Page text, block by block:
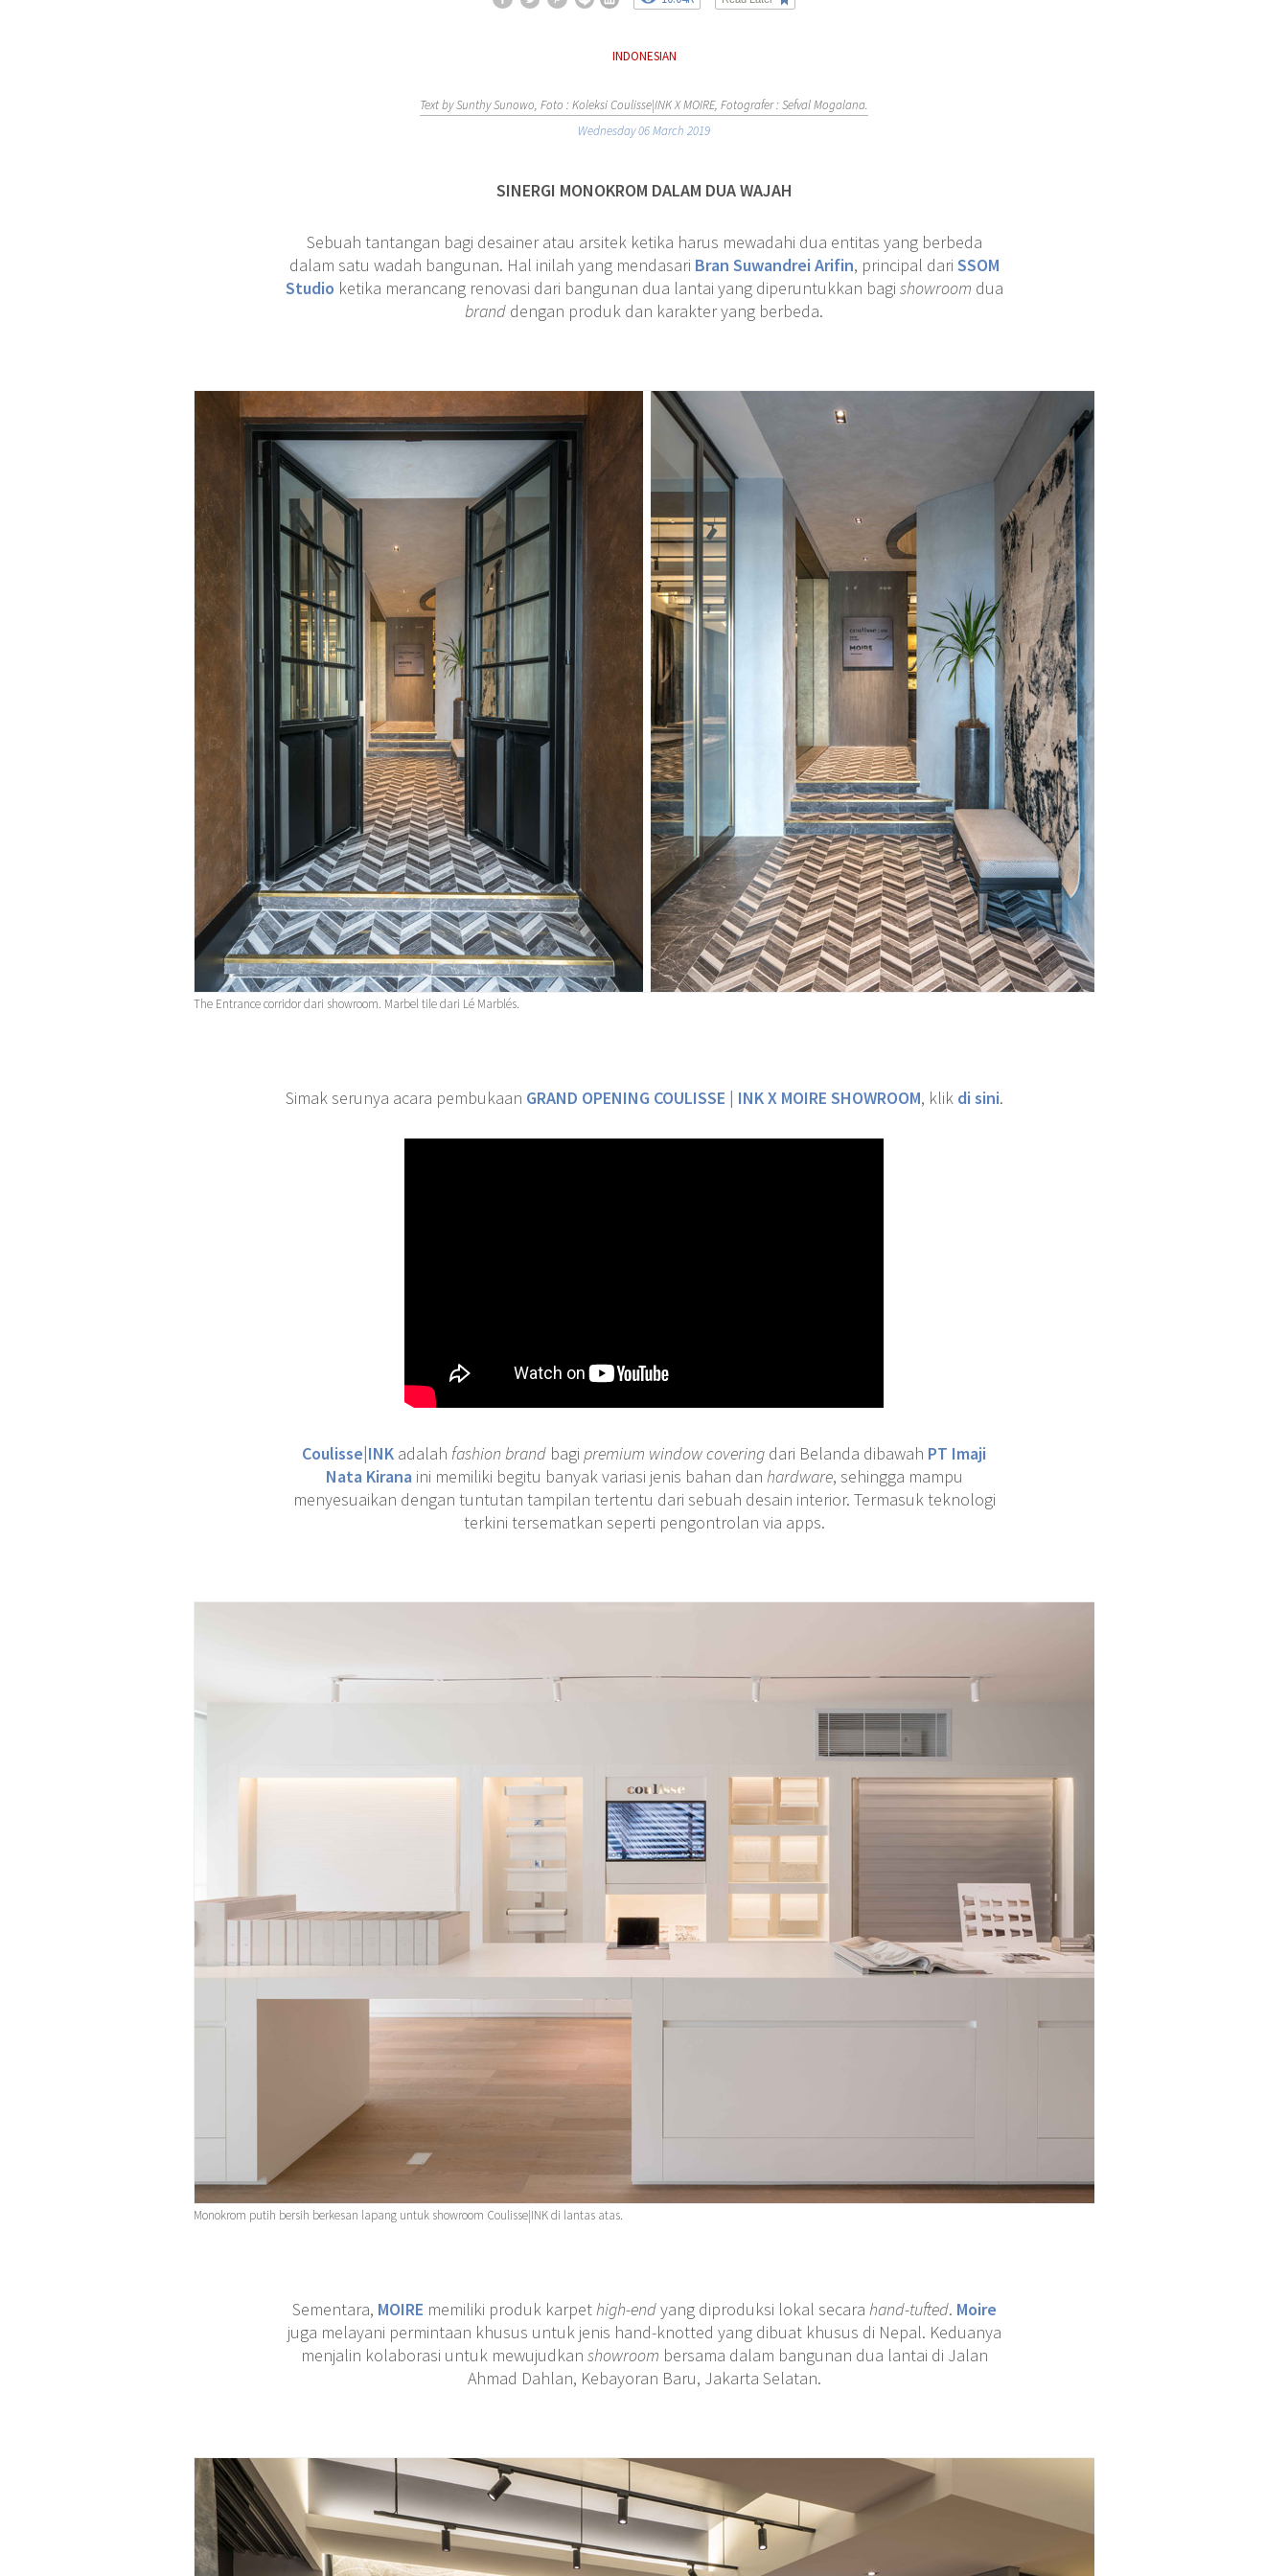
INDONESIAN
Text by Sunthy Sunowo, Foto : Koleksi Coulisse|INK X MOIRE, Fotografer : Sefval Mogalana.
Wednesday 06 March 2019
SINERGI MONOKROM DALAM DUA WAJAH
Sebuah tantangan bagi desainer atau arsitek ketika harus mewadahi dua entitas yang berbeda
dalam satu wadah bangunan. Hal inilah yang mendasari Bran Suwandrei Arifin, principal dari SSOM
Studio ketika merancang renovasi dari bangunan dua lantai yang diperuntukkan bagi showroom dua
brand dengan produk dan karakter yang berbeda.
The Entrance corridor dari showroom. Marbel tile dari Lé Marblés.
Simak serunya acara pembukaan GRAND OPENING COULISSE | INK X MOIRE SHOWROOM, klik di sini.
Coulisse|INK adalah fashion brand bagi premium window covering dari Belanda dibawah PT Imaji
Nata Kirana ini memiliki begitu banyak variasi jenis bahan dan hardware, sehingga mampu
menyesuaikan dengan tuntutan tampilan tertentu dari sebuah desain interior. Termasuk teknologi
terkini tersematkan seperti pengontrolan via apps.
Monokrom putih bersih berkesan lapang untuk showroom Coulisse|INK di lantas atas.
Sementara, MOIRE memiliki produk karpethigh-endyang diproduksi lokal secara hand-tufted. Moire
juga melayani permintaan khusus untuk jenis hand-knotted yang dibuat khusus di Nepal. Keduanya
menjalin kolaborasi untuk mewujudkan showroom bersama dalam bangunan dua lantai di Jalan
Ahmad Dahlan, Kebayoran Baru, Jakarta Selatan.